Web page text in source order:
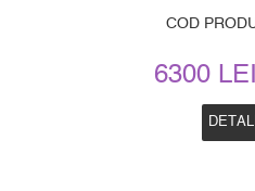
COD
6300 LEI
DETALII